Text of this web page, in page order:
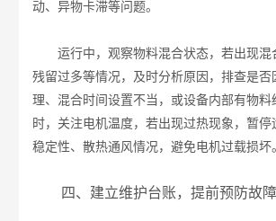
动、异物卡滞等问题。
运行中，观察物料混合状态，若出现混
残留过多等情况，及时分析原因，排查是否
理、混合时间设置不当，或设备内部有物料
时，关注电机温度，若出现过热现象，暂
稳定性、散热通风情况，避免电机过载损坏
四、建立维护台账，提前预防故障